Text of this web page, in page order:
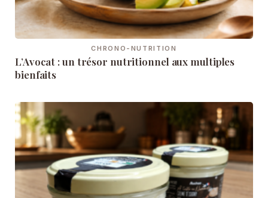
CHRONO-NUTRITION
L’Avocat : un trésor nutritionnel aux multiples
bienfaits